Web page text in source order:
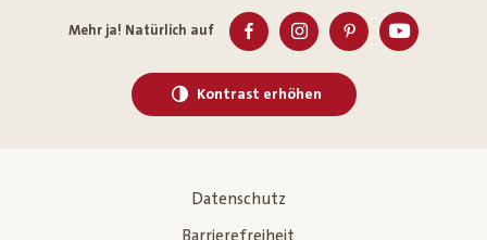
Mehr ja! Natürlich auf
Kontrast erhöhen
Datenschutz
Barrierefreiheit